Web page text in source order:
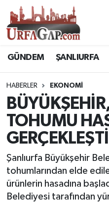
GÜNDEM ŞANLIURFA
HABERLER EKONOMİ
TOHUMU
Şanlıurfa Büyükşehir
tohumlarından elde
ürünlerin hasadına
Belediyesi tarafından
Nöbetçi Eczaneler
Hava Durumu
Namaz Vakitleri
Trafik Durumu
Süper Lig Puan
Tüm Manşetler
Son Dakika Haberleri